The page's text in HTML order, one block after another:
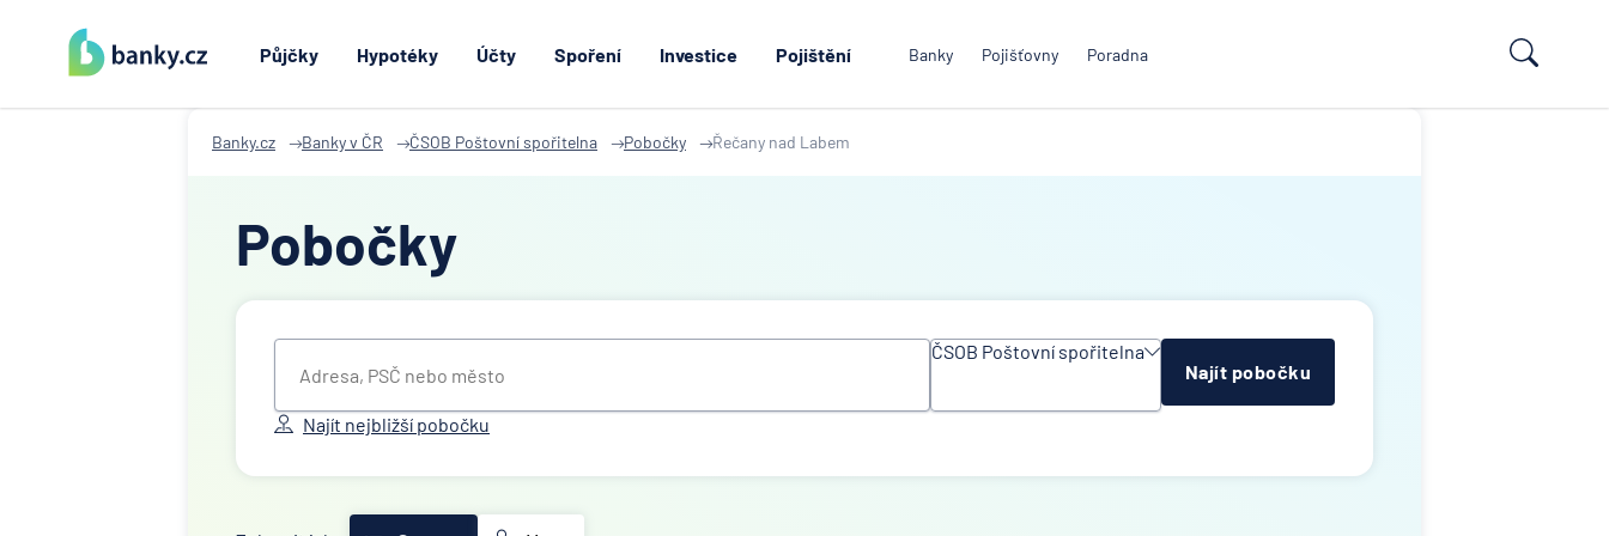
Půjčky Hypotéky Účty Spoření Investice Pojištění Banky Pojišťovny Poradna
Banky.cz Banky v ČR ČSOB Poštovní spořitelna Pobočky Řečany nad Labem
Pobočky
ČSOB Poštovní spořitelna
ACE European Group
Air Bank
Najít pobočku
Najít nejbližší pobočku